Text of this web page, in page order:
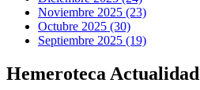
Noviembre 2025 (23)
Octubre 2025 (30)
Septiembre 2025 (19)
Hemeroteca Actualidad